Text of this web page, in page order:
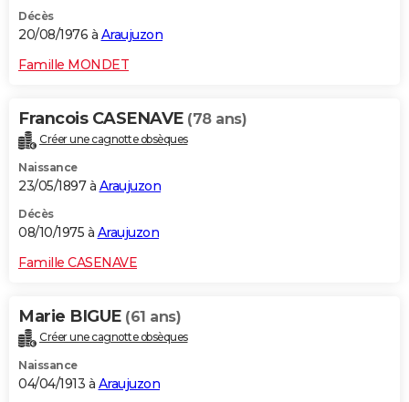
Décès
20/08/1976 à Araujuzon
Famille MONDET
Francois CASENAVE (78 ans)
Créer une cagnotte obsèques
Naissance
23/05/1897 à Araujuzon
Décès
08/10/1975 à Araujuzon
Famille CASENAVE
Marie BIGUE (61 ans)
Créer une cagnotte obsèques
Naissance
04/04/1913 à Araujuzon